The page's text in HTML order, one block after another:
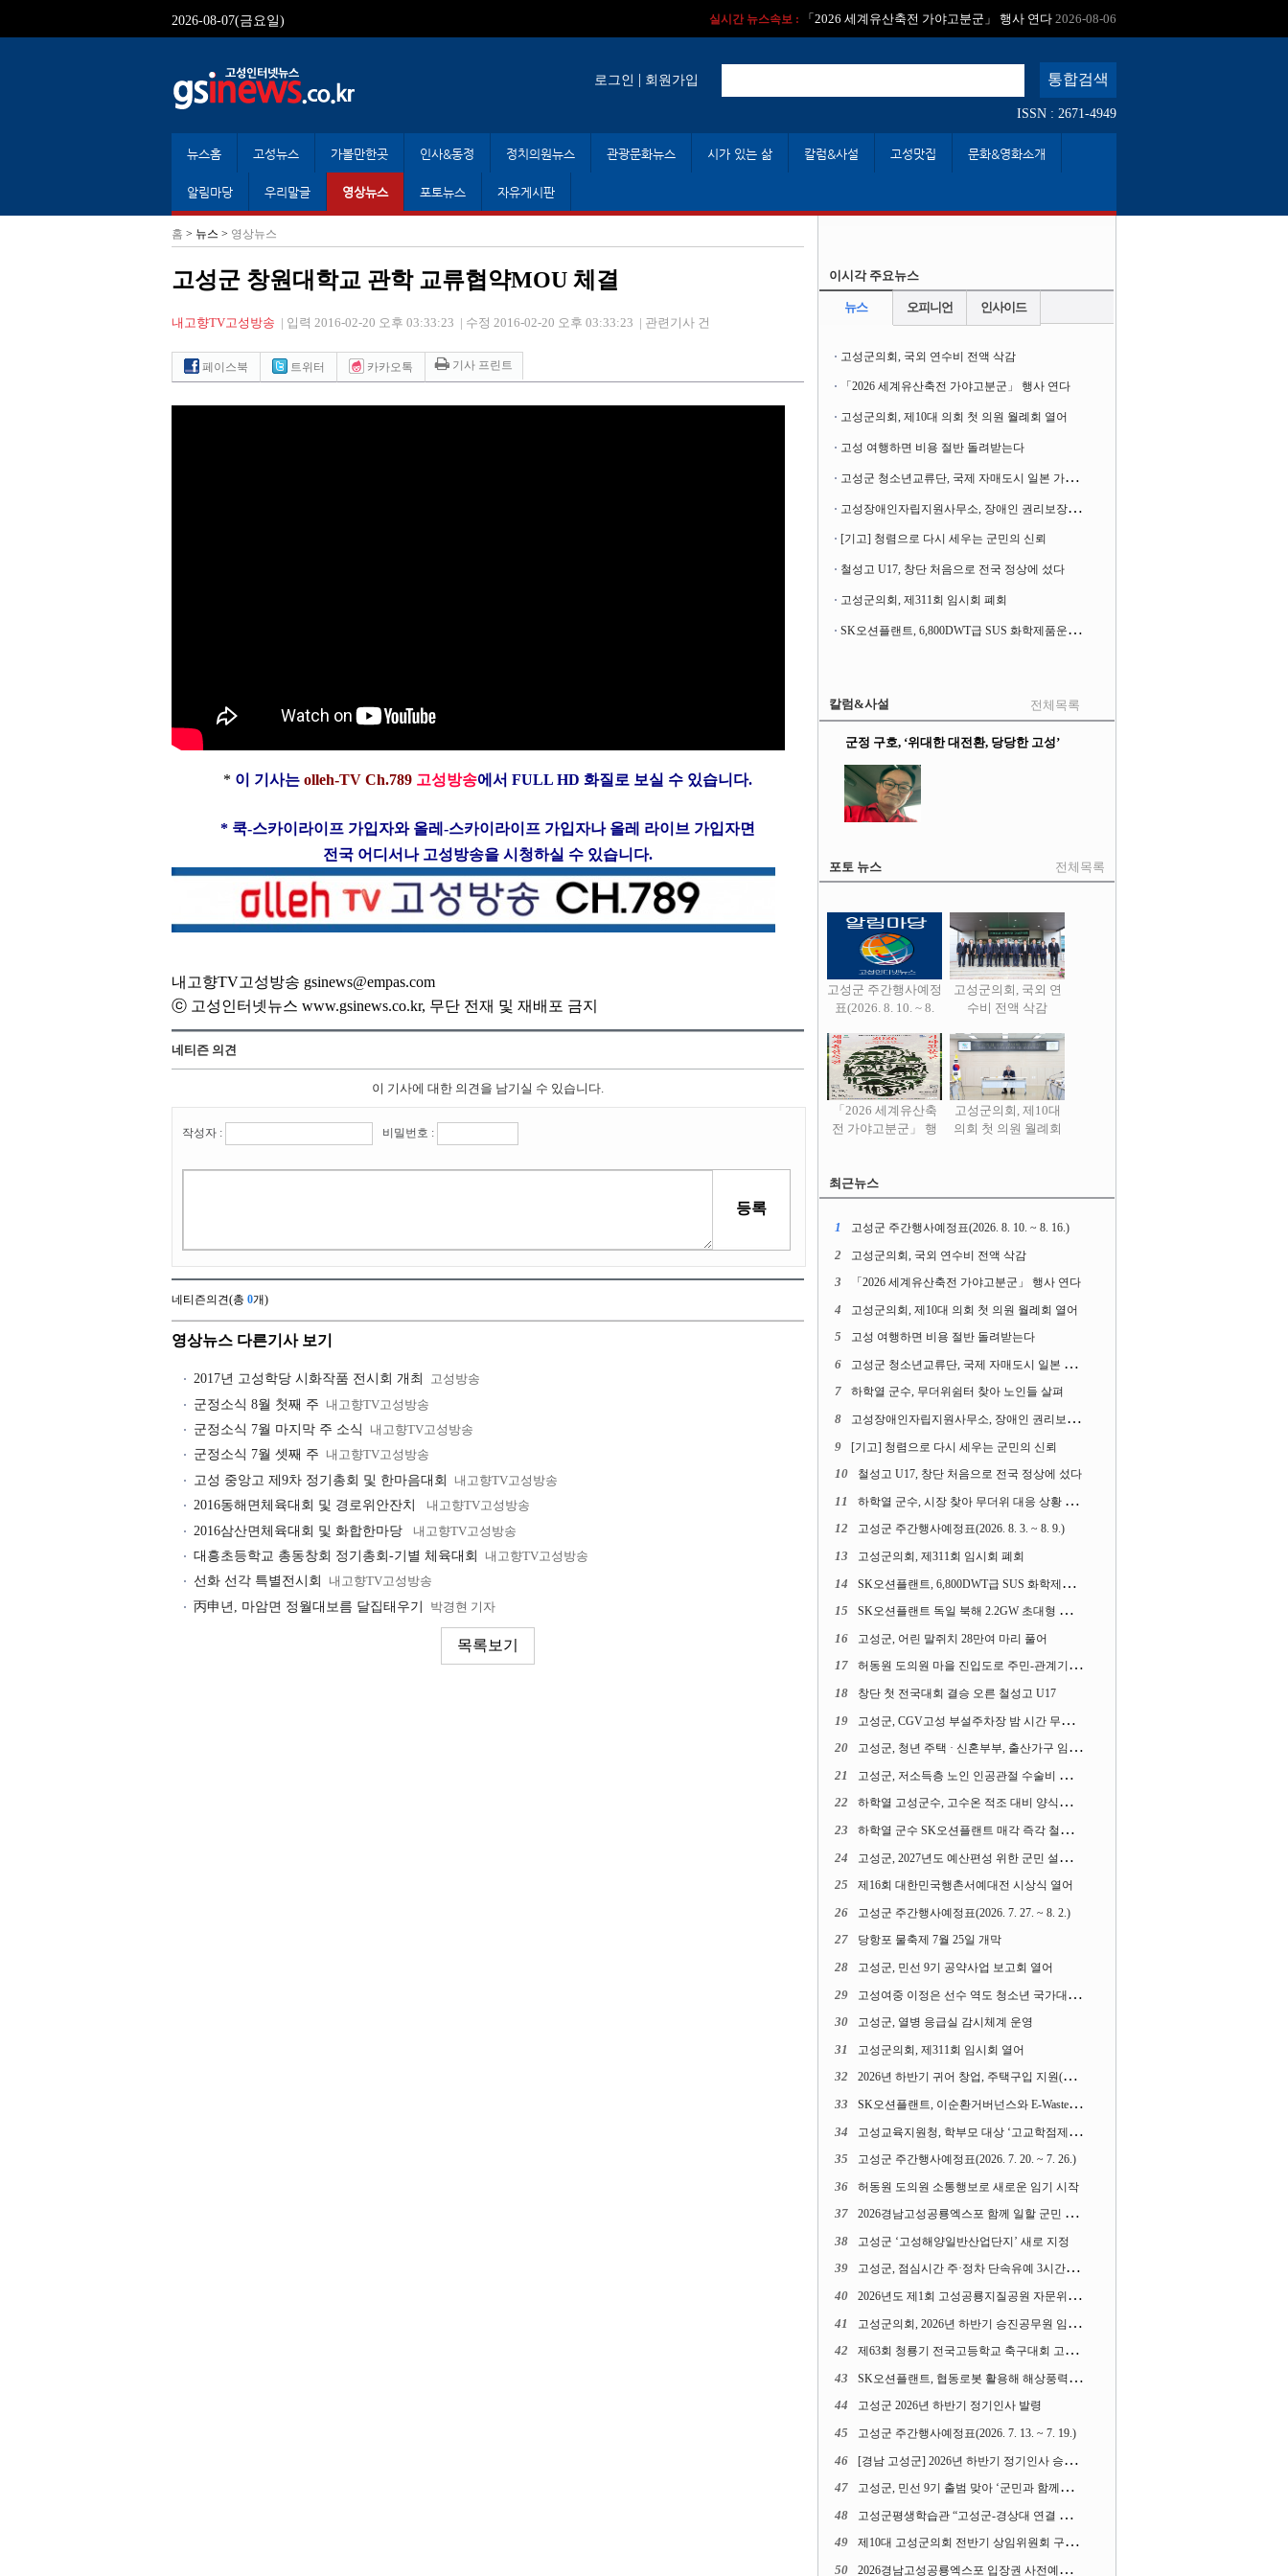
2026-08-07(금요일) 실시간 뉴스속보 : 「2026 세계유산축전 가야고분군」 행사 연다 2026-08-06
로그인 | 회원가입
ISSN : 2671-4949
뉴스홈 고성뉴스 가볼만한곳 인사&동정 정치의원뉴스 관광문화뉴스 시가 있는 삶 칼럼&사설 고성맛집 문화&영화소개
알림마당 우리말글 영상뉴스 포토뉴스 자유게시판
홈 > 뉴스 > 영상뉴스
고성군 창원대학교 관학 교류협약MOU 체결
내고향TV고성방송 입력 2016-02-20 오후 03:33:23 수정 2016-02-20 오후 03:33:23 관련기사 건
페이스북 트위터 카카오톡 기사 프린트
* 이 기사는 olleh-TV Ch.789 고성방송에서 FULL HD 화질로 보실 수 있습니다.
* 쿡-스카이라이프 가입자와 올레-스카이라이프 가입자나 올레 라이브 가입자면
전국 어디서나 고성방송을 시청하실 수 있습니다.
내고향TV고성방송 gsinews@empas.com
ⓒ 고성인터넷뉴스 www.gsinews.co.kr, 무단 전재 및 재배포 금지
네티즌 의견
이 기사에 대한 의견을 남기실 수 있습니다.
작성자 : 비밀번호 :
네티즌의견(총 0개)
영상뉴스 다른기사 보기
2017년 고성학당 시화작품 전시회 개최
고성방송
군정소식 8월 첫째 주 내고향TV고성방송
군정소식 7월 마지막 주 소식
내고향TV고성방송
군정소식 7월 셋째 주 내고향TV고성방송
고성 중앙고 제9차 정기총회 및 한마음대회
내고향TV고성방송
2016동해면체육대회 및 경로위안잔치
내고향TV고성방송
2016삼산면체육대회 및 화합한마당
내고향TV고성방송
대흥초등학교 총동창회 정기총회-기별 체육대회
내고향TV고성방송
선화 선각 특별전시회
내고향TV고성방송
丙申년, 마암면 정월대보름 달집태우기
박경현 기자
이시각 주요뉴스
뉴스 오피니언 인사이드
고성군의회, 국외 연수비 전액 삭감
「2026 세계유산축전 가야고분군」 행사 연다
고성군의회, 제10대 의회 첫 의원 월례회 열어
고성 여행하면 비용 절반 돌려받는다
고
성군 청소년교류단, 국제 자매도시 일본 가사오카시 찾아
고
성장애인자립지원사무소, 장애인 권리보장 촉구 1인 시위 벌여
[기고] 청렴으로 다시 세우는 군민의 신뢰
철성고 U17, 창단 처음으로 전국 정상에 섰다
고성군의회, 제311회 임시회 폐회
S
K오션플랜트, 6,800DWT급 SUS 화학제품운반선 2척 수주
칼럼&사설 전체목록
군정 구호, ‘위대한 대전환, 당당한 고성’
포토 뉴스 전체목록
고성군 주간행사예정
표(2026. 8. 10. ~ 8.
고성군의회, 국외 연
수비 전액 삭감
「2026 세계유산축
전 가야고분군」 행
고성군의회, 제10대
의회 첫 의원 월례회
최근뉴스
1 고성군 주간행사예정표(2026. 8. 10. ~ 8. 16.)
2 고성군의회, 국외 연수비 전액 삭감
3 「2026 세계유산축전 가야고분군」 행사 연다
4 고성군의회, 제10대 의회 첫 의원 월례회 열어
5 고성 여행하면 비용 절반 돌려받는다
6 고성군 청소년교류단, 국제 자매도시 일본 가사오카시 찾아
7 하학열 군수, 무더위쉼터 찾아 노인들 살펴
8 고성장애인자립지원사무소, 장애인 권리보장 촉구 1인 시위 벌여
9 [기고] 청렴으로 다시 세우는 군민의 신뢰
10 철성고 U17, 창단 처음으로 전국 정상에 섰다
11 하학열 군수, 시장 찾아 무더위 대응 상황 살펴
12 고성군 주간행사예정표(2026. 8. 3. ~ 8. 9.)
13 고성군의회, 제311회 임시회 폐회
14 SK오션플랜트, 6,800DWT급 SUS 화학제품운반선 2척 수주
15 SK오션플랜트 독일 북해 2.2GW 초대형 해상변전소 하부구조물 수주
16 고성군, 어린 말쥐치 28만여 마리 풀어
17 허동원 도의원 마을 진입도로 주민-관계기관과 함께 간담회 열어
18 창단 첫 전국대회 결승 오른 철성고 U17
19 고성군, CGV고성 부설주차장 밤 시간 무료 개방한다
20 고성군, 청년 주택 · 신혼부부, 출산가구 임차보증금 대출이자 지원사업 시행
21 고성군, 저소득층 노인 인공관절 수술비 지원사업 계속 추진
22 하학열 고성군수, 고수온 적조 대비 양식장 현장점검
23 하학열 군수 SK오션플랜트 매각 즉각 철회 촉구 기자회견 열어
24 고성군, 2027년도 예산편성 위한 군민 설문조사 실시
25 제16회 대한민국행촌서예대전 시상식 열어
26 고성군 주간행사예정표(2026. 7. 27. ~ 8. 2.)
27 당항포 물축제 7월 25일 개막
28 고성군, 민선 9기 공약사업 보고회 열어
29 고성여중 이정은 선수 역도 청소년 국가대표에 뽑혀
30 고성군, 열병 응급실 감시체계 운영
31 고성군의회, 제311회 임시회 열어
32 2026년 하반기 귀어 창업, 주택구입 지원(융자) 사업대상자 모집
33 SK오션플랜트, 이순환거버넌스와 E-Waste Zero 업무협약
34 고성교육지원청, 학부모 대상 ‘고교학점제와 대입제도 설명회’ 열어
35 고성군 주간행사예정표(2026. 7. 20. ~ 7. 26.)
36 허동원 도의원 소통행보로 새로운 임기 시작
37 2026경남고성공룡엑스포 함께 일할 군민 모집
38 고성군 ‘고성해양일반산업단지’ 새로 지정
39 고성군, 점심시간 주·정차 단속유예 3시간으로 확대
40 2026년도 제1회 고성공룡지질공원 자문위원회 열어
41 고성군의회, 2026년 하반기 승진공무원 임용장 수여
42 제63회 청룡기 전국고등학교 축구대회 고성서 열린다
43 SK오션플랜트, 협동로봇 활용해 해상풍력 생산 혁신 속도 낸다
44 고성군 2026년 하반기 정기인사 발령
45 고성군 주간행사예정표(2026. 7. 13. ~ 7. 19.)
46 [경남 고성군] 2026년 하반기 정기인사 승진심사 결과
47 고성군, 민선 9기 출범 맞아 ‘군민과 함께하는 대전환 소통간담회’ 열어
48 고성군평생학습관 “고성군-경상대 연결 평생교육” 운영
49 제10대 고성군의회 전반기 상임위원회 구성 완료
50 2026경남고성공룡엑스포 입장권 사전예매 시작